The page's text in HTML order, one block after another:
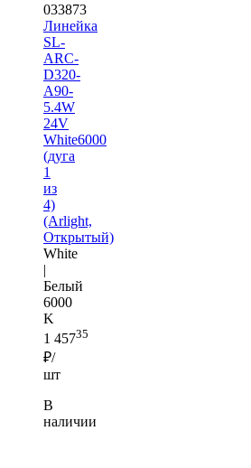
033873
Линейка
SL-
ARC-
D320-
A90-
5.4W
24V
White6000
(дуга
1
из
4)
(Arlight,
Открытый)
White
|
Белый
6000
K
1 45735
₽/
шт
В
наличии